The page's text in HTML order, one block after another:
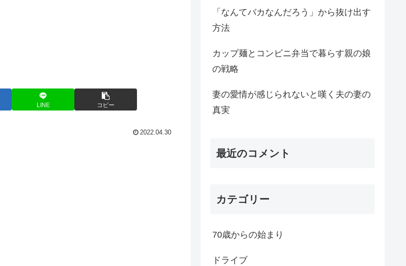
LINE コピー
2022.04.30
「なんてバカなんだろう」から抜け出す
方法
カップ麺とコンビニ弁当で暮らす親の娘
の戦略
妻の愛情が感じられないと嘆く夫の妻の
真実
最近のコメント
カテゴリー
70歳からの始まり
ドライブ